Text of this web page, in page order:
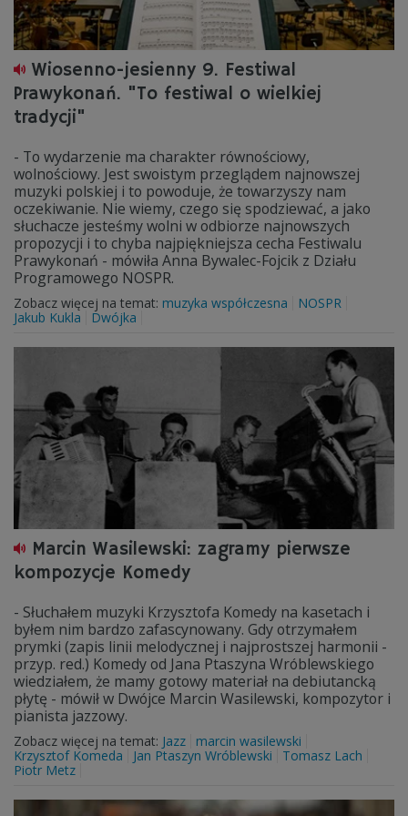
Wiosenno-jesienny 9. Festiwal
Prawykonań. "To festiwal o wielkiej
tradycji"
- To wydarzenie ma charakter równościowy,
wolnościowy. Jest swoistym przeglądem najnowszej
muzyki polskiej i to powoduje, że towarzyszy nam
oczekiwanie. Nie wiemy, czego się spodziewać, a jako
słuchacze jesteśmy wolni w odbiorze najnowszych
propozycji i to chyba najpiękniejsza cecha Festiwalu
Prawykonań - mówiła Anna Bywalec-Fojcik z Działu
Programowego NOSPR.
Zobacz więcej na temat: muzyka współczesna
NOSPR
Jakub Kukla
Dwójka
Marcin Wasilewski: zagramy pierwsze
kompozycje Komedy
- Słuchałem muzyki Krzysztofa Komedy na kasetach i
byłem nim bardzo zafascynowany. Gdy otrzymałem
prymki (zapis linii melodycznej i najprostszej harmonii -
przyp. red.) Komedy od Jana Ptaszyna Wróblewskiego
wiedziałem, że mamy gotowy materiał na debiutancką
płytę - mówił w Dwójce Marcin Wasilewski, kompozytor i
pianista jazzowy.
Zobacz więcej na temat: Jazz
marcin wasilewski
Krzysztof Komeda
Jan Ptaszyn Wróblewski
Tomasz Lach
Piotr Metz